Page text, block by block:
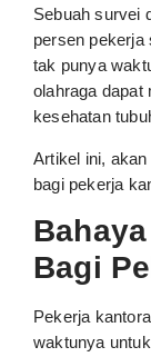
Sebuah survei
persen pekerja
tak punya
olahraga dapat
kesehatan
Artikel ini,
bagi pekerja
Bagi
Pekerja
waktunya